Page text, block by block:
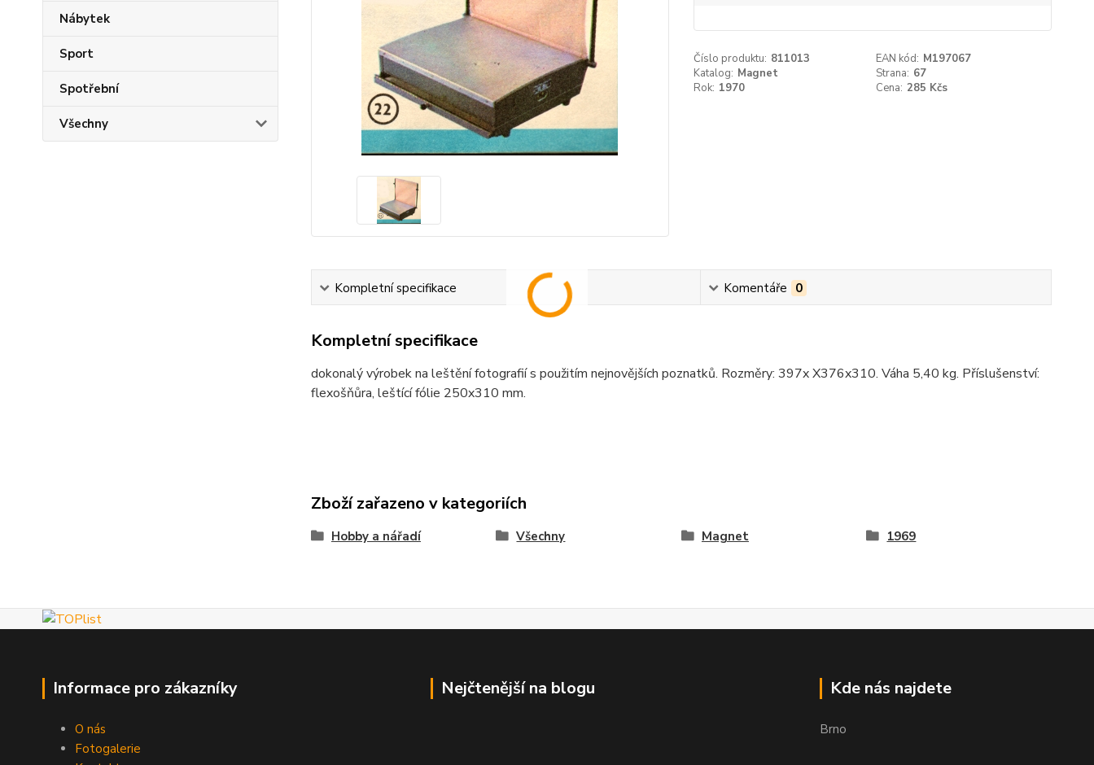
Nábytek
Sport
Spotřební
Všechny
Číslo produktu: 811013 EAN kód: M197067
Katalog: Magnet Strana: 67
Rok: 1970 Cena: 285 Kčs
Kompletní specifikace Komentáře 0
Kompletní specifikace
dokonalý výrobek na leštění fotografií s použitím nejnovějších poznatků. Rozměry: 397x X376x310. Váha 5,40 kg. Příslušenství:
flexošňůra, leštící fólie 250x310 mm.
Zboží zařazeno v kategoriích
Hobby a nářadí Všechny Magnet 1969
Informace pro zákazníky
O nás
Fotogalerie
Nejčtenější na blogu Kde nás najdete
Brno